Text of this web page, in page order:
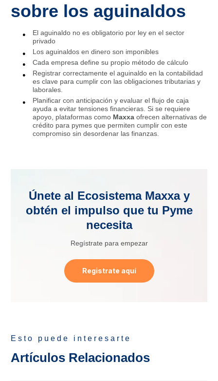
sobre los aguinaldos
El aguinaldo no es obligatorio por ley en el sector
privado
Los aguinaldos en dinero son imponibles
Cada empresa define su propio método de cálculo
Registrar correctamente el aguinaldo en la contabilidad
es clave para cumplir con las obligaciones tributarias y
laborales.
Planificar con anticipación y evaluar el flujo de caja
ayuda a evitar tensiones financieras. Si se requiere
apoyo, plataformas como Maxxa ofrecen alternativas de
crédito para pymes que permiten cumplir con este
compromiso sin desordenar las finanzas.
Únete al Ecosistema Maxxa y
obtén el impulso que tu Pyme
necesita
Regístrate para empezar
Registrate aquí
Esto puede interesarte
Artículos Relacionados